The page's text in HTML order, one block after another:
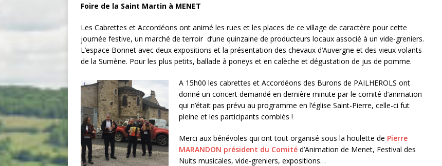
Foire de la Saint Martin à MENET
Les Cabrettes et Accordéons ont animé les rues et les places de ce village de caractère pour cette
journée festive, un marché de terroir d’une quinzaine de producteurs locaux associé à un vide-greniers.
L’espace Bonnet avec deux expositions et la présentation des chevaux d’Auvergne et des vieux volants
de la Sumène. Pour les plus petits, ballade à poneys et en calèche et dégustation de jus de pomme.
A 15h00 les cabrettes et Accordéons des Burons de PAILHEROLS ont
donné un concert demandé en dernière minute par le comité d’animation
qui n’était pas prévu au programme en l’église Saint-Pierre, celle-ci fut
pleine et les participants comblés !
Merci aux bénévoles qui ont tout organisé sous la houlette de Pierre
MARANDON président du Comité d’Animation de Menet, Festival des
Nuits musicales, vide-greniers, expositions…